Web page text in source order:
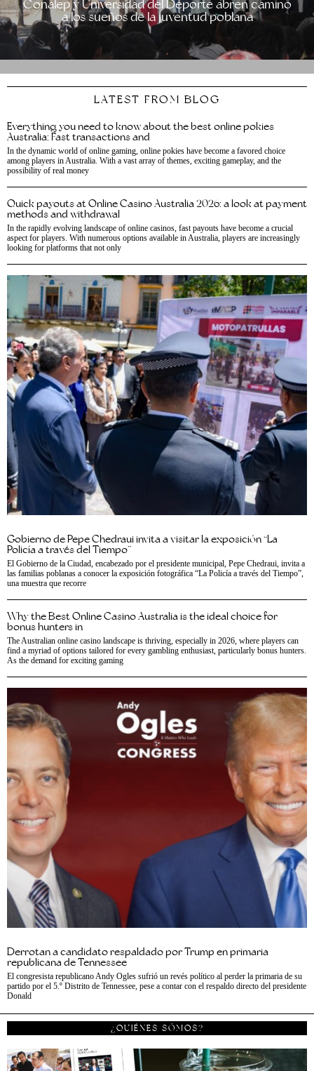
Conalep y Universidad del Deporte abren camino
a los sueños de la juventud poblana
LATEST FROM BLOG
Everything you need to know about the best online pokies
Australia: Fast transactions and
In the dynamic world of online gaming, online pokies have become a favored choice
among players in Australia. With a vast array of themes, exciting gameplay, and the
possibility of real money
Quick payouts at Online Casino Australia 2026: a look at payment
methods and withdrawal
In the rapidly evolving landscape of online casinos, fast payouts have become a crucial
aspect for players. With numerous options available in Australia, players are increasingly
looking for platforms that not only
Gobierno de Pepe Chedraui invita a visitar la exposición “La
Policía a través del Tiempo”
El Gobierno de la Ciudad, encabezado por el presidente municipal, Pepe Chedraui, invita a
las familias poblanas a conocer la exposición fotográfica “La Policía a través del Tiempo”,
una muestra que recorre
Why the Best Online Casino Australia is the ideal choice for
bonus hunters in
The Australian online casino landscape is thriving, especially in 2026, where players can
find a myriad of options tailored for every gambling enthusiast, particularly bonus hunters.
As the demand for exciting gaming
Derrotan a candidato respaldado por Trump en primaria
republicana de Tennessee
El congresista republicano Andy Ogles sufrió un revés político al perder la primaria de su
partido por el 5.º Distrito de Tennessee, pese a contar con el respaldo directo del presidente
Donald
¿QUIÉNES SÓMOS?